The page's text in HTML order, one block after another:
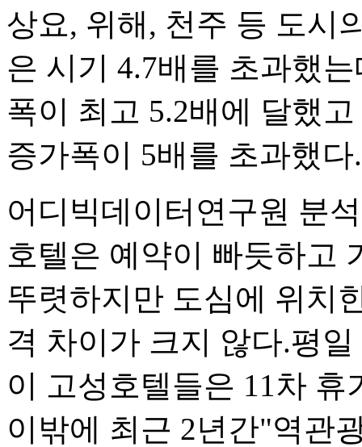
상요, 위해, 천주 등 도시
은 시기 4.7배를 초과했
폭이 최고 5.2배에 달했
증가폭이 5배를 초과했다.
어디빅데이터연구원 분
호텔은 예약이 빠듯하고
뚜렷하지만 도심에 위치
격 차이가 크지 않다.평
이 고성호텔들은 11차
이밖에 최근 2년간"역관